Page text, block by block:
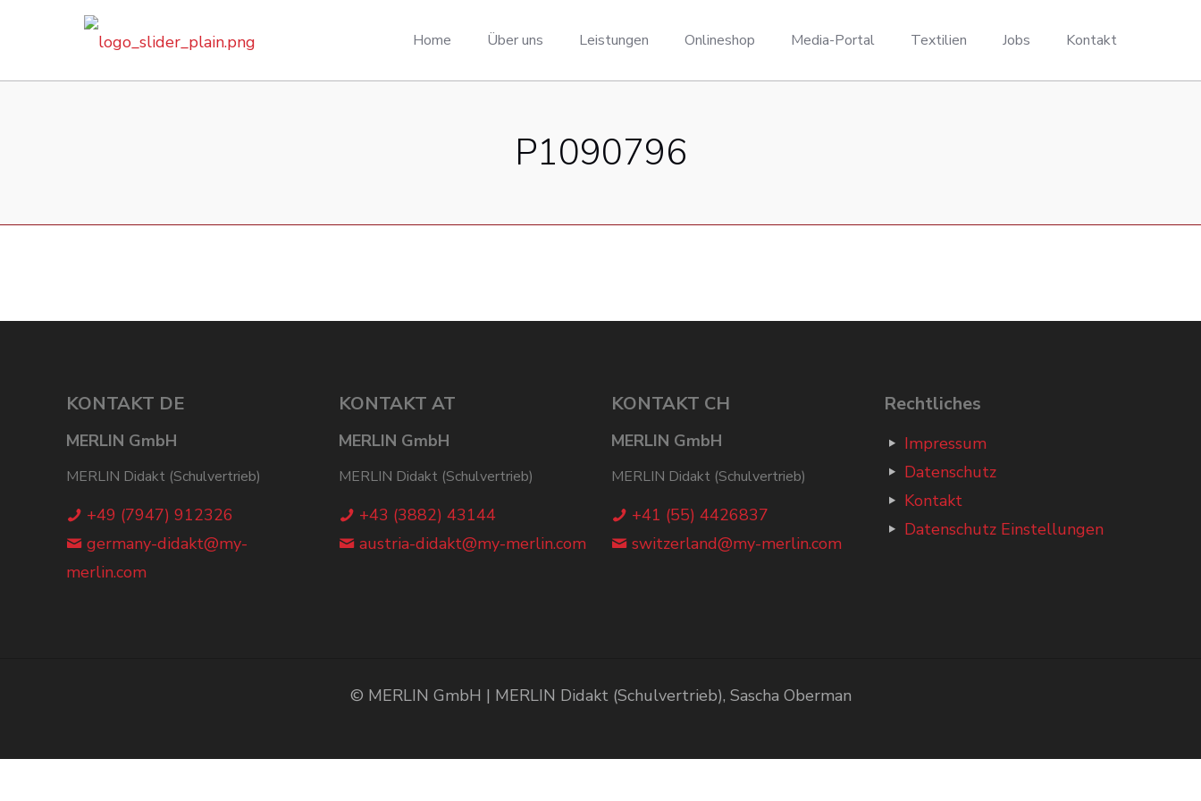
Home Über uns Leistungen Onlineshop Media-Portal Textilien Jobs Kontakt
P1090796
KONTAKT DE
MERLIN GmbH
MERLIN Didakt (Schulvertrieb)
+49 (7947) 912326
germany-didakt@my-
merlin.com
KONTAKT AT
MERLIN GmbH
MERLIN Didakt (Schulvertrieb)
+43 (3882) 43144
austria-didakt@my-merlin.com
KONTAKT CH
MERLIN GmbH
MERLIN Didakt (Schulvertrieb)
+41 (55) 4426837
switzerland@my-merlin.com
Rechtliches
Impressum
Datenschutz
Kontakt
Datenschutz Einstellungen
© MERLIN GmbH | MERLIN Didakt (Schulvertrieb), Sascha Oberman